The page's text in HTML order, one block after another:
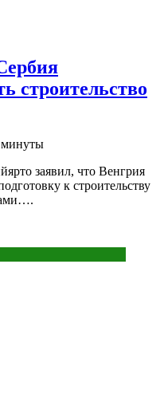
строительство
минуты
заявил, что Венгрия
к строительству